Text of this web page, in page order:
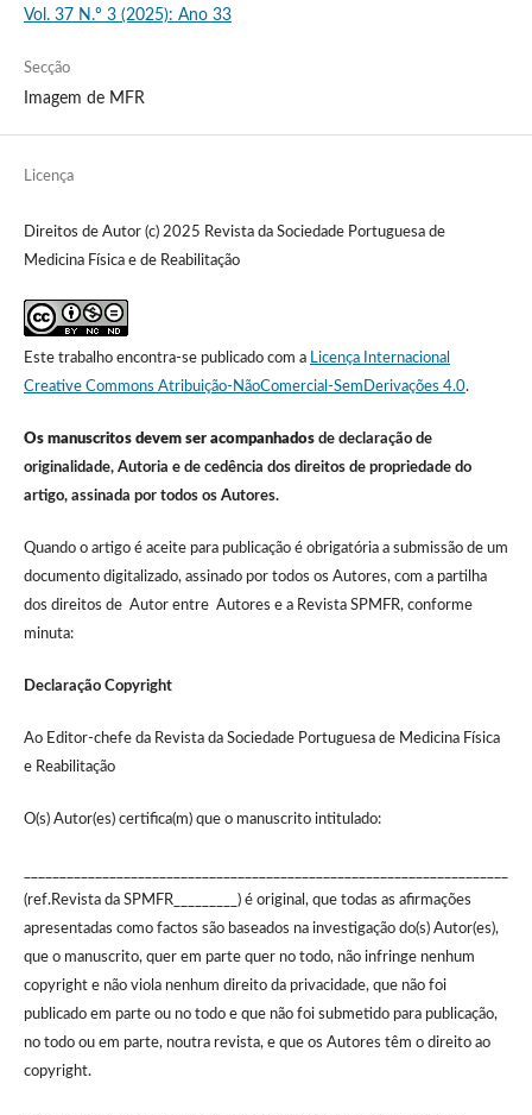
Vol. 37 N.º 3 (2025): Ano 33
Secção
Imagem de MFR
Licença
Direitos de Autor (c) 2025 Revista da Sociedade Portuguesa de
Medicina Física e de Reabilitação
Este trabalho encontra-se publicado com a Licença Internacional
Creative Commons Atribuição-NãoComercial-SemDerivações 4.0.
Os manuscritos devem ser acompanhadosde declaração de
originalidade, Autoria e de cedência dos direitos de propriedade do
artigo, assinada por todos os Autores.
Quando o artigo é aceite para publicação é obrigatória a submissão de um
documento digitalizado, assinado por todos os Autores, com a partilha
dos direitos de Autor entre Autores e a Revista SPMFR, conforme
minuta:
Declaração Copyright
Ao Editor-chefe da Revista da Sociedade Portuguesa de Medicina Física
e Reabilitação
O(s) Autor(es) certifica(m) que o manuscrito intitulado:
(ref.Revista da SPMFR_________) é original, que todas as afirmações
apresentadas como factos são baseados na investigação do(s) Autor(es),
que o manuscrito, quer em parte quer no todo, não infringe nenhum
copyright e não viola nenhum direito da privacidade, que não foi
publicado em parte ou no todo e que não foi submetido para publicação,
no todo ou em parte, noutra revista, e que os Autores têm o direito ao
copyright.